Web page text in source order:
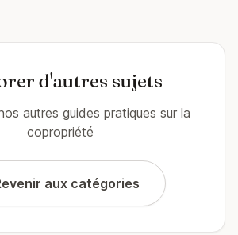
d'autres sujets
autres guides pratiques sur la
copropriété
aux catégories